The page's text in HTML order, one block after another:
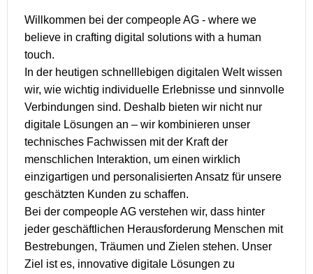
Willkommen bei der compeople AG - where we
believe in crafting digital solutions with a human
touch.
In der heutigen schnelllebigen digitalen Welt wissen
wir, wie wichtig individuelle Erlebnisse und sinnvolle
Verbindungen sind. Deshalb bieten wir nicht nur
digitale Lösungen an – wir kombinieren unser
technisches Fachwissen mit der Kraft der
menschlichen Interaktion, um einen wirklich
einzigartigen und personalisierten Ansatz für unsere
geschätzten Kunden zu schaffen.
Bei der compeople AG verstehen wir, dass hinter
jeder geschäftlichen Herausforderung Menschen mit
Bestrebungen, Träumen und Zielen stehen. Unser
Ziel ist es, innovative digitale Lösungen zu